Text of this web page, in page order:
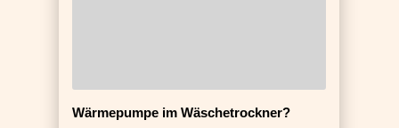
Wärmepumpe im Wäschetrockner?